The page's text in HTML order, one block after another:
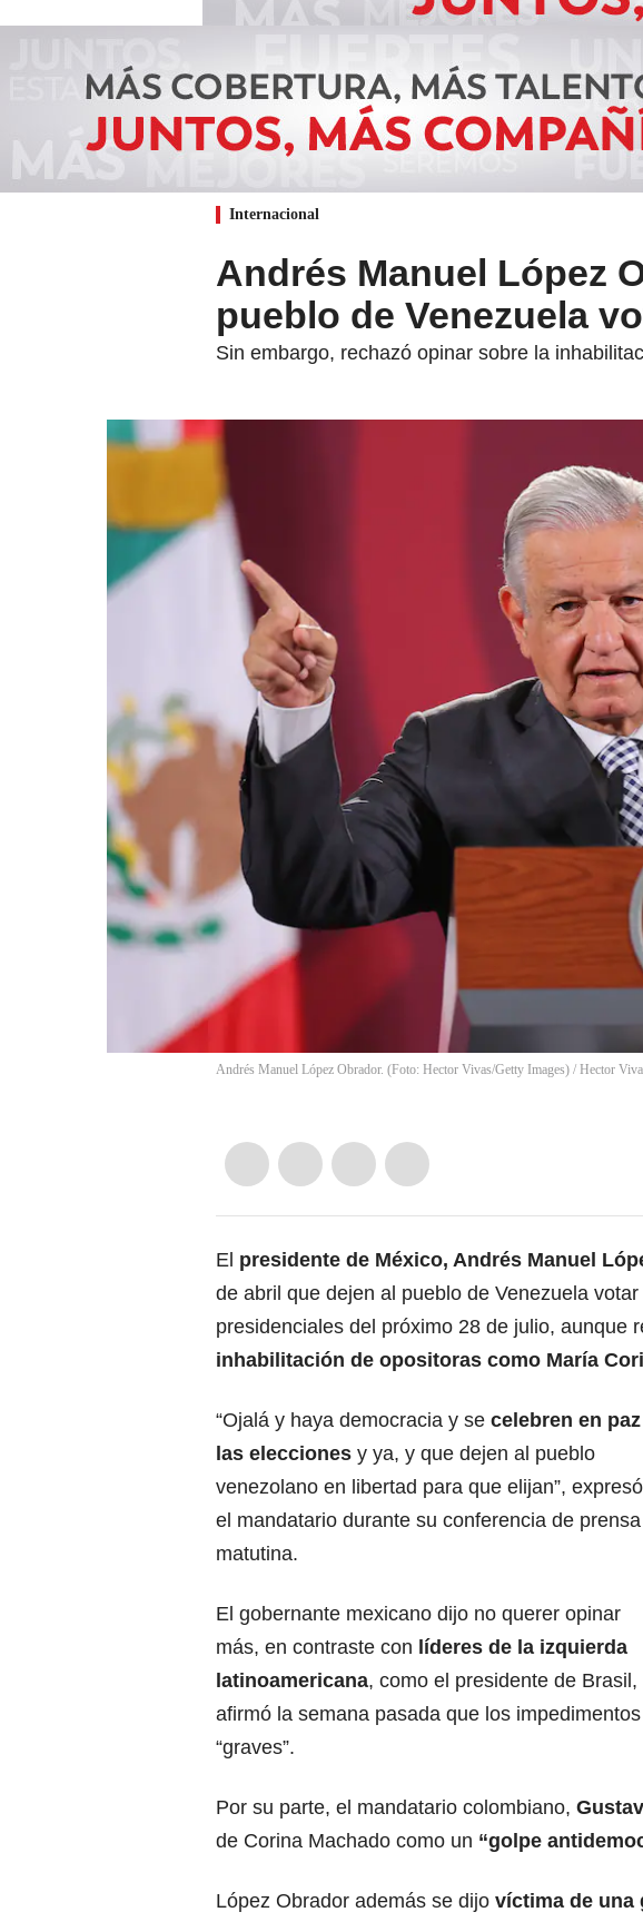
Internacional
Andrés Manuel López
pueblo de Venezuela
Sin embargo, rechazó opinar sobre la
Andrés Manuel López Obrador. (Foto: Hector Vivas/Getty Images) / Hector
El presidente de México, Andrés Manuel
de abril que dejen al pueblo de Venezuela
presidenciales del próximo 28 de julio, aunque
inhabilitación de opositoras como María
“Ojalá y haya democracia y se celebren en paz
las elecciones y ya, y que dejen al pueblo
venezolano en libertad para que elijan”, expresó
el mandatario durante su conferencia de prensa
matutina.
El gobernante mexicano dijo no querer opinar
más, en contraste con líderes de la izquierda
latinoamericana, como el presidente de Brasil,
afirmó la semana pasada que los
“graves”.
Por su parte, el mandatario colombiano,
de Corina Machado como un “golpe
López Obrador además se dijo víctima de una